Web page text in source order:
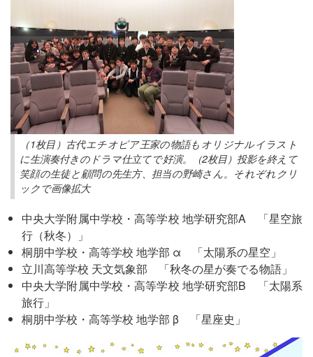
（1枚目）古代エチオピア王家の物語もオリジナルイラスト
に生演奏付きのドラマ仕立てで好演。（2枚目）投影を終えて
笑顔の生徒と顧問の先生方、担当の野崎さん。それぞれクリ
ックで画像拡大
中央大学附属中学校・高等学校 地学研究部A 「星空旅
行（秋冬）」
桐朋中学校・高等学校 地学部 α 「太陽系の星空」
立川高等学校 天文気象部 「秋冬の星が奏でる物語」
中央大学附属中学校・高等学校 地学研究部B 「太陽系
旅行」
桐朋中学校・高等学校 地学部 β 「星座史」